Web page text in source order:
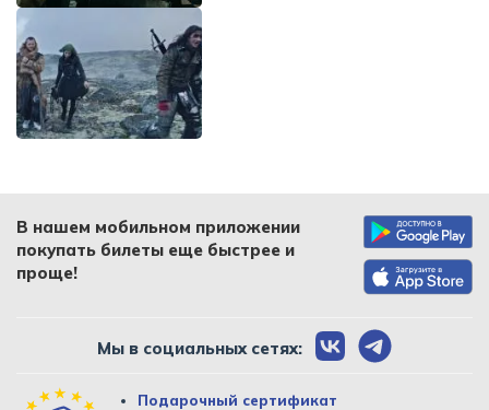
В нашем мобильном приложении
покупать билеты еще быстрее и
проще!
Мы в социальных сетях:
Подарочный сертификат